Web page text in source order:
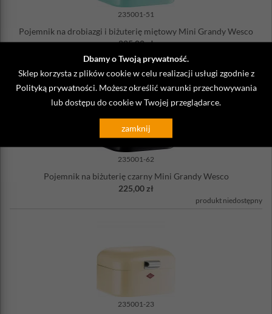
Dbamy o Twoją prywatność.
Sklep korzysta z plików cookie w celu realizacji usługi zgodnie z
Polityką prywatności . Możesz określić warunki przechowywania
lub dostępu do cookie w Twojej przeglądarce.
zamknij
235001-51
Pojemnik na drobiazgi i biżuterię miętowy Mini Grandy Wesco
225,00 zł
235001-62
Pojemnik na biżuterię czarny Mini Grandy Wesco
225,00 zł
produkt niedostępny
235001-23